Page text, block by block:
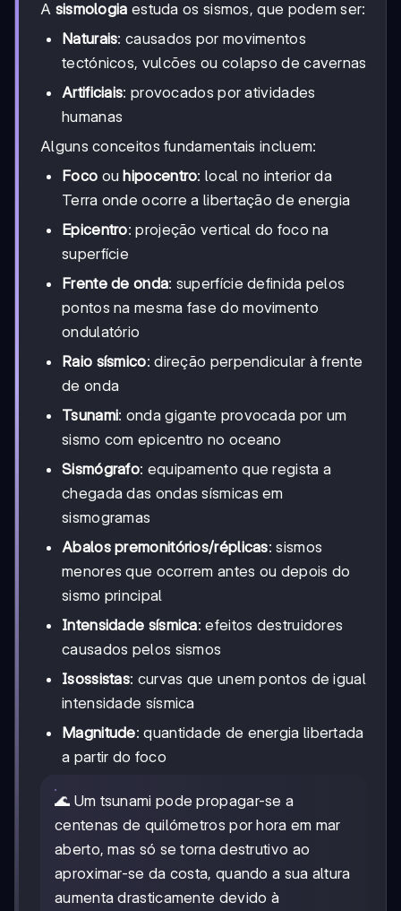
A sismologia estuda os sismos, que podem ser:
Naturais: causados por movimentos
tectónicos, vulcões ou colapso de cavernas
Artificiais: provocados por atividades
humanas
Alguns conceitos fundamentais incluem:
Foco ouhipocentro: local no interior da
Terra onde ocorre a libertação de energia
Epicentro: projeção vertical do foco na
superfície
Frente de onda: superfície definida pelos
pontos na mesma fase do movimento
ondulatório
Raio sísmico: direção perpendicular à frente
de onda
Tsunami: onda gigante provocada por um
sismo com epicentro no oceano
Sismógrafo: equipamento que regista a
chegada das ondas sísmicas em
sismogramas
Abalos premonitórios/réplicas: sismos
menores que ocorrem antes ou depois do
sismo principal
Intensidade sísmica: efeitos destruidores
causados pelos sismos
Isossistas: curvas que unem pontos de igual
intensidade sísmica
Magnitude: quantidade de energia libertada
a partir do foco
🌊 Um tsunami pode propagar-se a
centenas de quilómetros por hora em mar
aberto, mas só se torna destrutivo ao
aproximar-se da costa, quando a sua altura
aumenta drasticamente devido à